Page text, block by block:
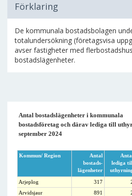
Förklaring
De kommunala bostadsbolagen
totalundersökning (företagsvisa
avser fastigheter med
bostadslägenheter.
Antal bostadslägenheter i kommunala
bostadsföretag och därav lediga till
september 2024
Kommun/ Region
Antal
bostads-
lägenheter
Antal
lediga till
Arjeplog 317
Arvidsjaur
891